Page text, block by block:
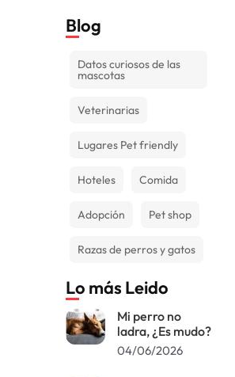
Blog
Datos curiosos de las
mascotas
Veterinarias
Lugares Pet friendly
Hoteles Comida
Adopción Pet shop
Razas de perros y gatos
Lo más Leido
Mi perro no
ladra, ¿Es mudo?
04/06/2026